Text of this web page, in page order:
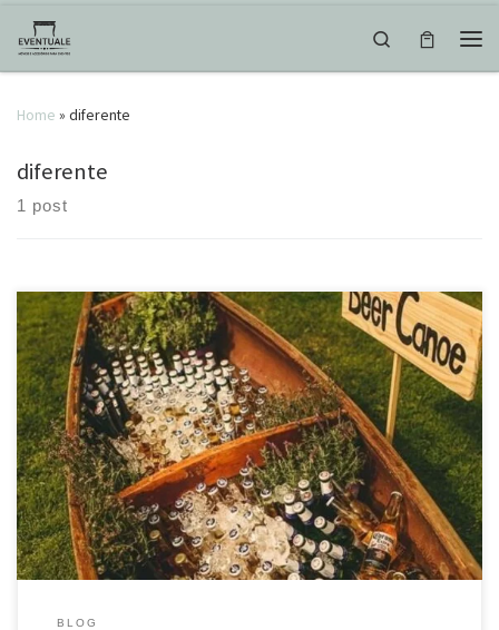
Skip to content
Search
Home » diferente
diferente
1 post
Ahhhh, e essa canoa que deixa as bebidas à vontade para os
convidados? Sucesso garantido!
#casamento #decoracao
#wedding #love #noiva #noivas2019 #noivado #eventos #diferente
#tendencia2019 #inspiração #juizdefora #eventuale Source
BLOG